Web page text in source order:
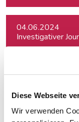
Diese Webseite
Wir verwenden
04.06.2024
Investigativer
24.06.2024